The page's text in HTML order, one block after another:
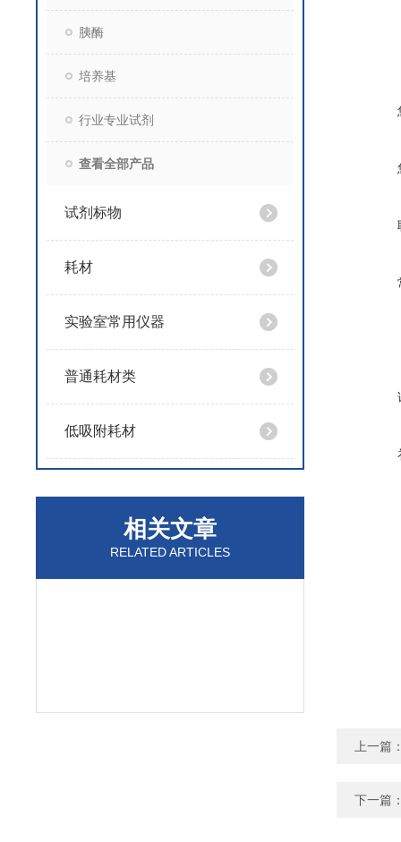
胰酶
培养基
行业专业试剂
查看全部产品
试剂标物
耗材
实验室常用仪器
普通耗材类
低吸附耗材
相关文章
RELATED ARTICLES
上一篇
下一篇